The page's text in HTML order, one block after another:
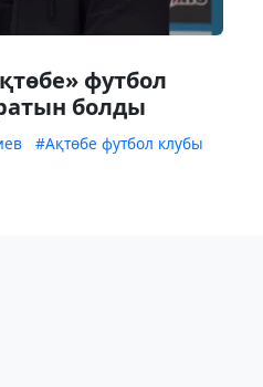
футбол
болды
#Ақтөбе футбол клубы